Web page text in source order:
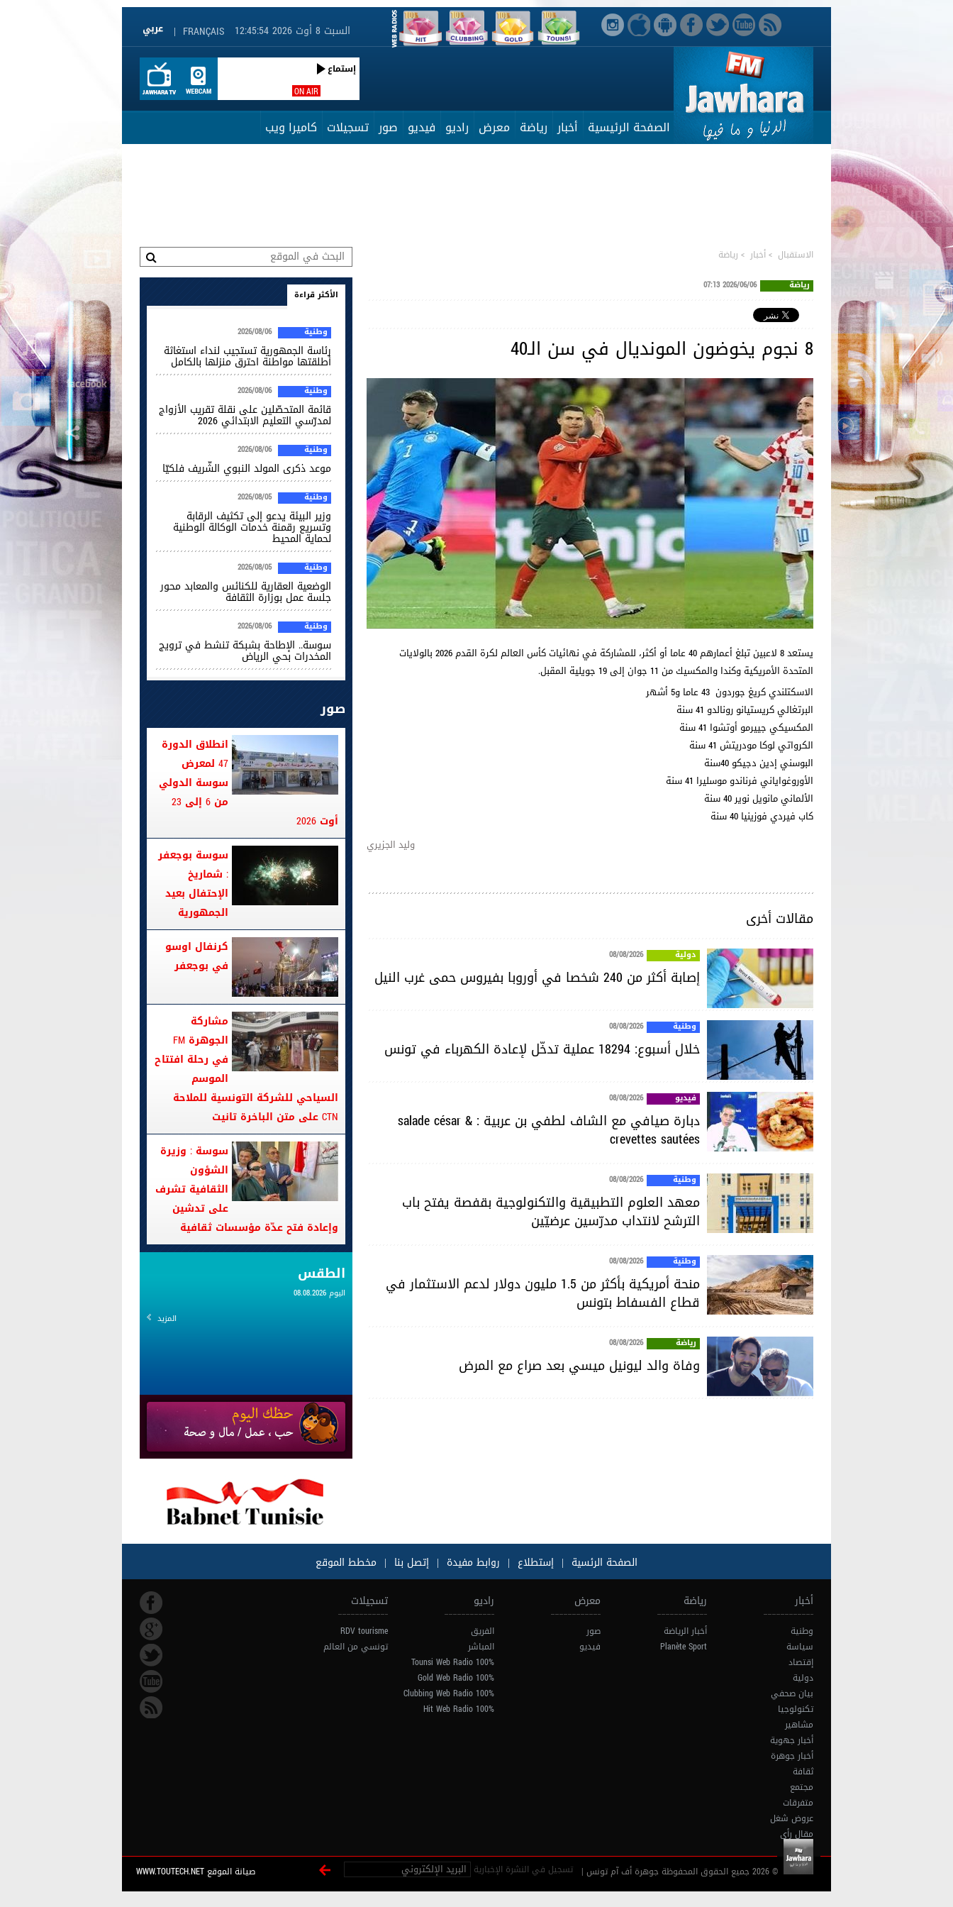
FRANÇAIS
| السبت 8 أوت 2026 12:45:55
ON AIR
إستماع
الصفحة الرئيسية أخبار رياضة معرض راديو فيديو صور تسجيلات كاميرا ويب
الاستقبال >أخبار > رياضة
رياضة 2026/06/06 07:13
8 نجوم يخوضون المونديال في سن الـ40
يستعد 8 لاعبين تبلغ أعمارهم 40 عاما أو أكثر، للمشاركة في نهائيات كأس العالم لكرة القدم 2026 بالولايات
المتحدة الأمريكية وكندا والمكسيك من 11 جوان إلى 19 جويلية المقبل.
الاسكتلندي كريغ جوردون 43 عاما و5 أشهر
البرتغالي كريستيانو رونالدو 41 سنة
المكسيكي جييرمو أوتشوا 41 سنة
الكرواتي لوكا مودريتش 41 سنة
البوسني إدين دجيكو 40سنة
الأوروغواياني فرناندو موسليرا 41 سنة
الألماني مانويل نوير 40 سنة
كاب فيردي فوزينيا 40 سنة
وليد الجزيري
مقالات أخرى
دولية 08/08/2026
إصابة أكثر من 240 شخصا في أوروبا بفيروس حمى غرب النيل
وطنية 08/08/2026
خلال أسبوع: 18294 عملية تدخّل لإعادة الكهرباء في تونس
فيديو 08/08/2026
دبارة صيافي مع الشاف لطفي بن عربية : salade césar &
crevettes sautées
وطنية 08/08/2026
معهد العلوم التطبيقية والتكنولوجية بقفصة يفتح باب
الترشح لانتداب مدرّسين عرضيّين
وطنية 08/08/2026
منحة أمريكية بأكثر من 1.5 مليون دولار لدعم الاستثمار في
قطاع الفسفاط بتونس
رياضة 08/08/2026
وفاة والد ليونيل ميسي بعد صراع مع المرض
الأكثر قراءة
وطنية 2026/08/06
رئاسة الجمهورية تستجيب لنداء استغاثة
أطلقتها مواطنة احترق منزلها بالكامل
وطنية 2026/08/06
قائمة المتحصّلين على نقلة تقريب الأزواج
لمدرّسي التعليم الابتدائي 2026
وطنية 2026/08/06
موعد ذكرى المولد النبوي الشّريف فلكيّا
وطنية 2026/08/05
وزير البيئة يدعو إلى تكثيف الرقابة
وتسريع رقمنة خدمات الوكالة الوطنية
لحماية المحيط
وطنية 2026/08/05
الوضعية العقارية للكنائس والمعابد محور
جلسة عمل بوزارة الثقافة
وطنية 2026/08/06
سوسة.. الإطاحة بشبكة تنشط في ترويج
المخدرات بحي الرياض
صور
انطلاق الدورة
47 لمعرض
سوسة الدولي
من 6 إلى 23
أوت 2026
سوسة بوجعفر
: شماريخ
الإحتفال بعيد
الجمهورية
كرنفال اوسو
في بوجعفر
مشاركة
الجوهرة FM
في رحلة افتتاح
الموسم
السياحي للشركة التونسية للملاحة
CTN على متن الباخرة تانيت
سوسة : وزيرة
الشؤون
الثقافية تشرف
على تدشين
وإعادة فتح عدّة مؤسسات ثقافية
الطقس
اليوم 08.08.2026
المزيد
الصفحة الرئسية | إستطلاع | روابط مفيدة | إتصل بنا | مخطط الموقع
أخبار
وطنية
سياسة
إقتصاد
دولية
بيان صحفي
تكنولوجيا
مشاهير
أخبار جهوية
أخبار جوهرة
ثقافة
مجتمع
متفرقات
عروض شغل
مقال رأي
رياضة
أخبار الرياضة
Planète Sport
معرض
صور
فيديو
راديو
الفريق
المباشر
100% Tounsi Web Radio
100% Gold Web Radio
100% Clubbing Web Radio
100% Hit Web Radio
تسجيلات
RDV tourisme
تونسي من العالم
© 2026 جميع الحقوق المحفوظة جوهرة أف آم تونس | تسجيل في النشرة الإخبارية صيانة الموقع WWW.TOUTECH.NET